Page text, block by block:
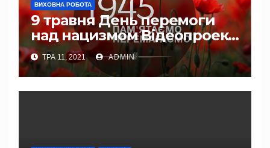
ВИХОВНА РОБОТА
9 травня День перемоги
над нацизмом Відеопроект:
«Пам’ятаємо. Перемагаємо»
ТРА 11, 2021 ADMIN